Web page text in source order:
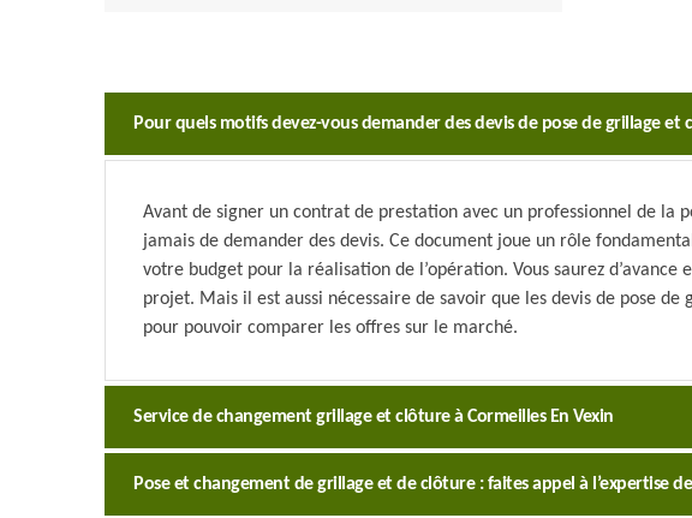
Pour quels motifs devez-vous demander des devis de pose de grillage et
Avant de signer un contrat de prestation avec un professionnel de la
jamais de demander des devis. Ce document joue un rôle
votre budget pour la réalisation de l’opération. Vous saurez
projet. Mais il est aussi nécessaire de savoir que les devis de pose
pour pouvoir comparer les offres sur le marché.
Service de changement grillage et clôture à Cormeilles En Vexin
Pose et changement de grillage et de clôture : faites appel à l’expertise de